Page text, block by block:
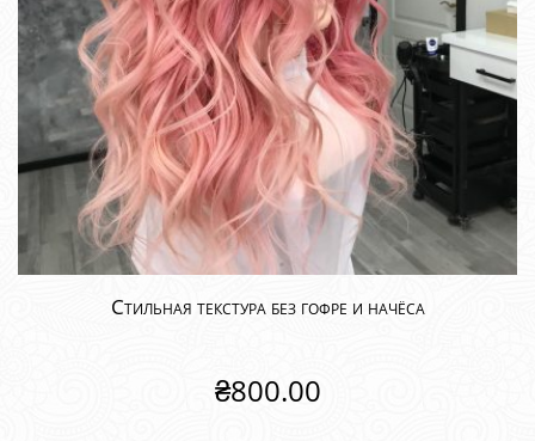
Стильная текстура без гофре и начёса
₴800.00